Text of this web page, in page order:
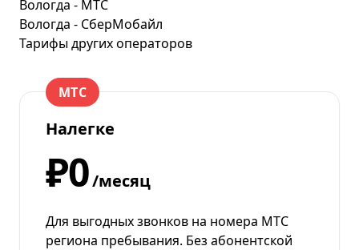
Вологда - МТС
Вологда - СберМобайл
Тарифы других операторов
МТС
Налегке
₽0/месяц
Для выгодных звонков на номера МТС
региона пребывания. Без абонентской